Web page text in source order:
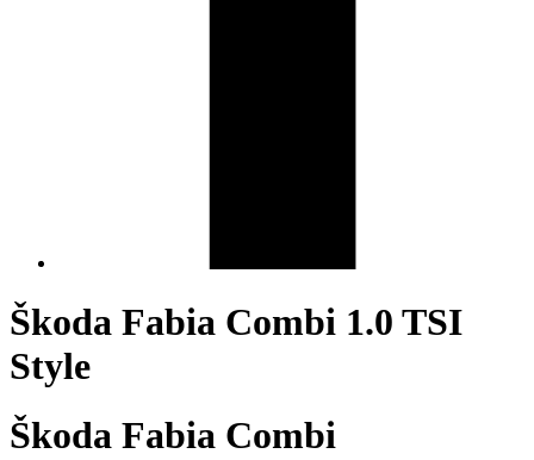
Škoda Fabia Combi 1.0 TSI
Style
Škoda Fabia Combi